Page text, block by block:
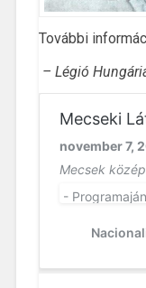
További
– Légió